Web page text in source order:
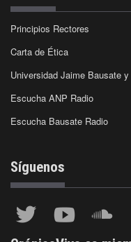
Principios Rectores
Carta de Ética
Universidad Jaime Bausate
Escucha ANP Radio
Escucha Bausate Radio
Síguenos